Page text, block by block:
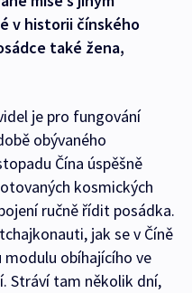
v historii čínského
také žena,
je pro fungování
obývaného
Čína úspěšně
kosmických
ručně řídit posádka.
jak se v Číně
obíhajícího ve
Stráví tam několik dní,